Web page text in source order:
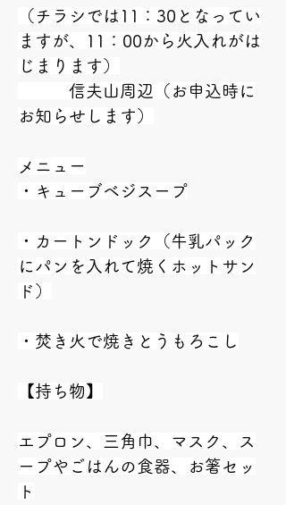
（チラシでは11：30となってい
ますが、11：00から火入れがは
じまります）
信夫山周辺（お申込時に
お知らせします）
メニュー
・キューブベジスープ
・カートンドック（牛乳パック
にパンを入れて焼くホットサン
ド）
・焚き火で焼きとうもろこし
【持ち物】
エプロン、三角巾、マスク、ス
ープやごはんの食器、お箸セッ
ト